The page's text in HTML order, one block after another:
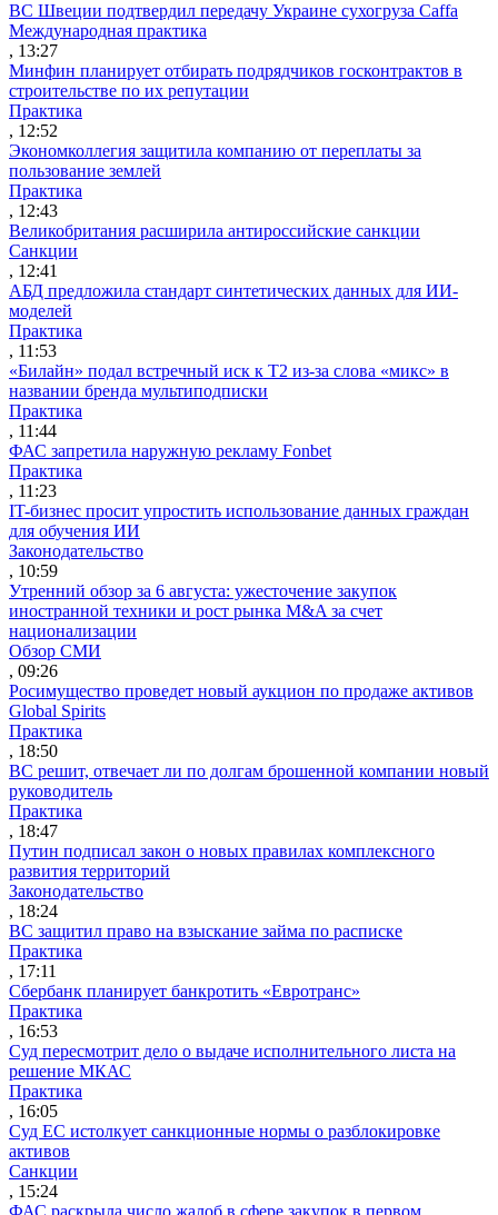
ВС Швеции подтвердил передачу Украине сухогруза Caffa
Международная практика
, 13:27
Минфин планирует отбирать подрядчиков госконтрактов в
строительстве по их репутации
Практика
, 12:52
Экономколлегия защитила компанию от переплаты за
пользование землей
Практика
, 12:43
Великобритания расширила антироссийские санкции
Санкции
, 12:41
АБД предложила стандарт синтетических данных для ИИ-
моделей
Практика
, 11:53
«Билайн» подал встречный иск к Т2 из-за слова «микс» в
названии бренда мультиподписки
Практика
, 11:44
ФАС запретила наружную рекламу Fonbet
Практика
, 11:23
IT-бизнес просит упростить использование данных граждан
для обучения ИИ
Законодательство
, 10:59
Утренний обзор за 6 августа: ужесточение закупок
иностранной техники и рост рынка M&A за счет
национализации
Обзор СМИ
, 09:26
Росимущество проведет новый аукцион по продаже активов
Global Spirits
Практика
, 18:50
ВС решит, отвечает ли по долгам брошенной компании новый
руководитель
Практика
, 18:47
Путин подписал закон о новых правилах комплексного
развития территорий
Законодательство
, 18:24
ВС защитил право на взыскание займа по расписке
Практика
, 17:11
Сбербанк планирует банкротить «Евротранс»
Практика
, 16:53
Суд пересмотрит дело о выдаче исполнительного листа на
решение МКАС
Практика
, 16:05
Суд ЕС истолкует санкционные нормы о разблокировке
активов
Санкции
, 15:24
ФАС раскрыла число жалоб в сфере закупок в первом